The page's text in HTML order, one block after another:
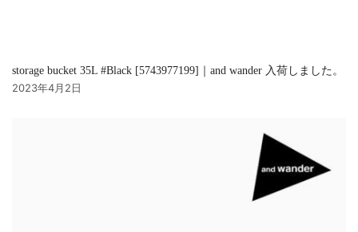
storage bucket 35L #Black [5743977199]｜and wander 入荷しました。
2023年4月2日